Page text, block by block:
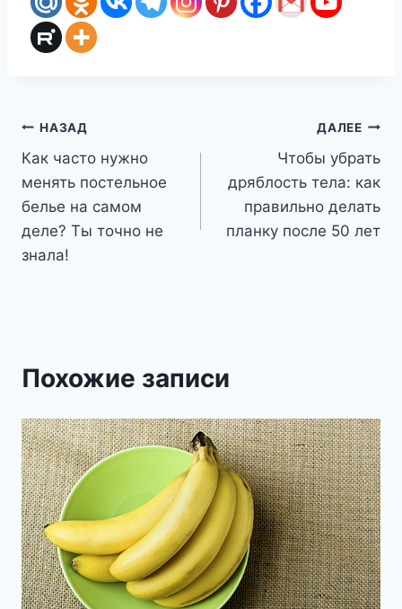
Навигация
по
записям
НАЗАД
Как часто нужно
менять постельное
белье на самом
деле? Ты точно не
знала!
ДАЛЕЕ
Чтобы убрать
дряблость тела: как
правильно делать
планку после 50 лет
Похожие записи